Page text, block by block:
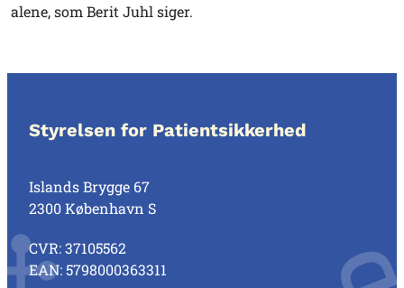
alene, som Berit Juhl siger.
Styrelsen for Patientsikkerhed
Islands Brygge 67
2300 København S
CVR: 37105562
EAN: 5798000363311